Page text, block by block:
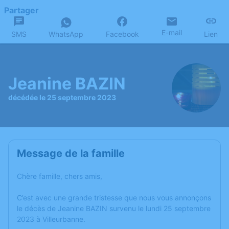
Partager
SMS WhatsApp Facebook E-mail Lien
Jeanine BAZIN
décédée le 25 septembre 2023
Message de la famille
Chère famille, chers amis,
C’est avec une grande tristesse que nous vous annonçons
le décès de Jeanine BAZIN survenu le lundi 25 septembre
2023 à Villeurbanne.